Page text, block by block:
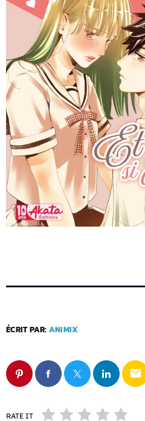
ÉCRIT PAR: ANIMIX
email
RATE IT